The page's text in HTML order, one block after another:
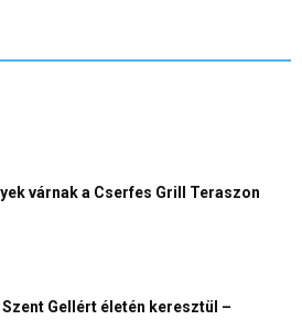
várnak a Cserfes Grill Teraszon
Gellért életén keresztül –